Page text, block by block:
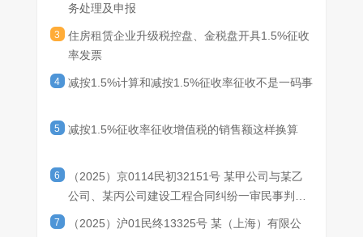
(1)在取得收入且发生纳税义务时，应先按照征收率对收入进行
价税分离：
应交税费——应交增值税 4000
(2)季度终了，由于未超过季度销售额45万元的免税标准，因
此，40.4万元全部能够享受免税政策。纳税申报时，纳税人本季度
应交增值税”转入当期损益。
务处理及申报
3
住房租赁企业升级税控盘、金税盘开具1.5%征收
率发票
4 减按1.5%计算和减按1.5%征收率征收不是一码事
5 减按1.5%征收率征收增值税的销售额这样换算
6
（2025）京0114民初32151号 某甲公司与某乙
公司、某丙公司建设工程合同纠纷一审民事判决
7
（2025）沪01民终13325号 某（上海）有限公